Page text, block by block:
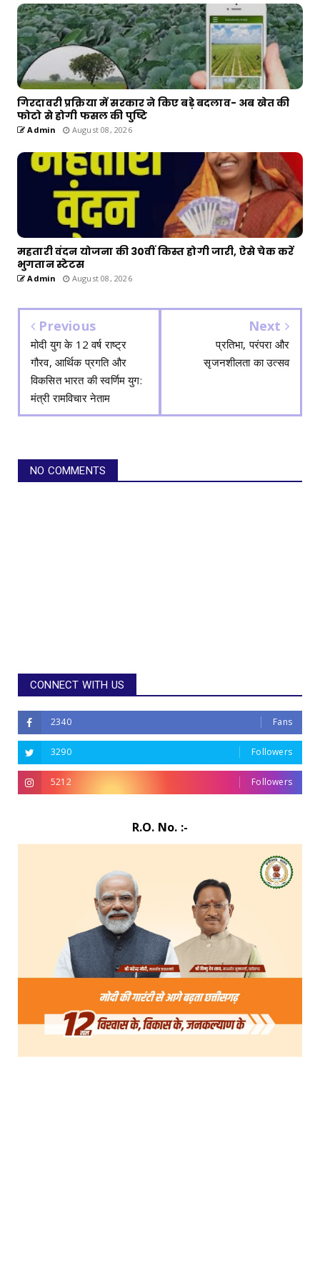
गिरदावरी प्रक्रिया में सरकार ने किए बड़े बदलाव- अब खेत की
फोटो से होगी फसल की पुष्टि
Admin August 08, 2026
महतारी वंदन योजना की 30वीं किस्त होगी जारी, ऐसे चेक करें
भुगतान स्टेटस
Admin August 08, 2026
Previous
मोदी युग के 12 वर्ष राष्ट्र
गौरव, आर्थिक प्रगति और
विकसित भारत की स्वर्णिम युग:
मंत्री रामविचार नेताम
Next
प्रतिभा, परंपरा और
सृजनशीलता का उत्सव
NO COMMENTS
CONNECT WITH US
2340 Fans
3290 Followers
5212 Followers
R.O. No. :-